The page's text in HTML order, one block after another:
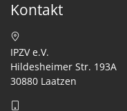
Kontakt
IPZV e.V.
Hildesheimer Str. 193A
30880 Laatzen